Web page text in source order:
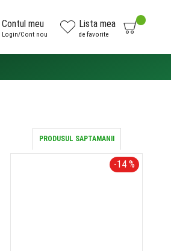
Contul meu
Login/Cont nou
Lista mea
de favorite
PRODUSUL SAPTAMANII
-14 %